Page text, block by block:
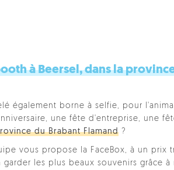
à Beersel, dans la
également borne à selfie, pour
une fête d'entreprise, une
du Brabant Flamand ?
vous propose la FaceBox, à un prix
les plus beaux souvenirs grâce